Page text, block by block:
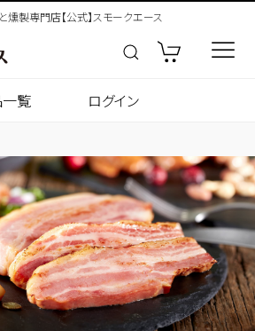
燻製専門店【公式】スモークエース
覧 ログイン